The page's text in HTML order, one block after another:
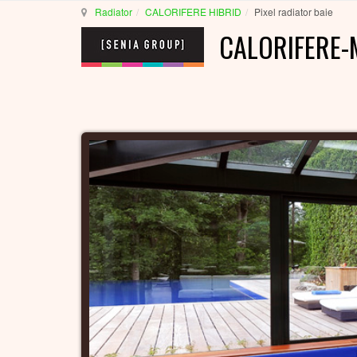
Radiator CALORIFERE HIBRID Pixel radiator baie